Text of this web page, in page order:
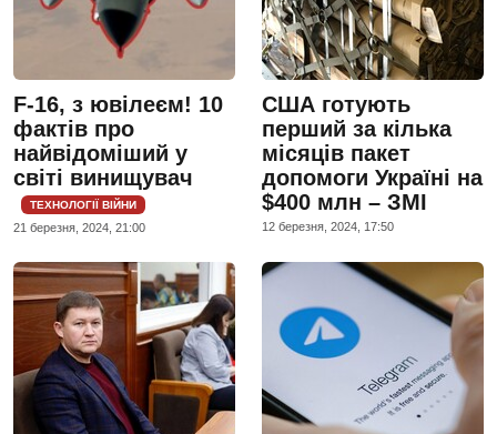
F-16, з ювілеєм! 10
фактів про
найвідоміший у
світі винищувач
ТЕХНОЛОГІЇ ВІЙНИ
21 березня, 2024, 21:00
США готують
перший за кілька
місяців пакет
допомоги Україні на
$400 млн – ЗМІ
12 березня, 2024, 17:50